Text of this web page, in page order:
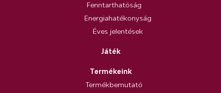
Fenntarthatóság
Energiahatékonyság
Éves jelentések
Játék
Termékeink
Termékbemutató